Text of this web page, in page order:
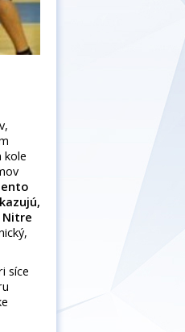
kole
Nitre
síce